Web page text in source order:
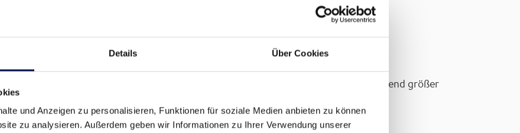
Details Über Cookies
und Anzeigen zu personalisieren, Funktionen für soziale Medien anbieten zu können
zu analysieren. Außerdem geben wir Informationen zu Ihrer Verwendung unserer
IM BESONDEREN ZU BEACHTEN?
. Die Ausnehmung in der Wand muss entsprechend größer